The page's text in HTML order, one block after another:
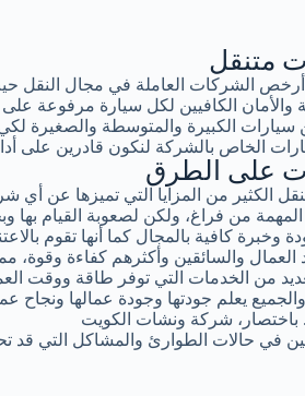
متنقل
الشركات العاملة في مجال النقل حيث
والأمان الكافيين لكل سيارة مرفوعة
الكبيرة والمتوسطة والصغيرة
الخاص بالشركة لنكون قادرين على أداء
على الطرق
من المزايا التي تميزها عن أي
المهمة من فراغ، ولكن لصعوبة القيام بها
وخبرة كافية بالمجال كما أنها تقوم
العمال والسائقين وأكثرهم كفاءة وقوة،
من الخدمات التي توفر طاقة ووقت
يعلم جودتها وجودة عمالها ونجاح
باختصار، شركة ونشات الكويت
في حالات الطوارئ والمشاكل التي قد